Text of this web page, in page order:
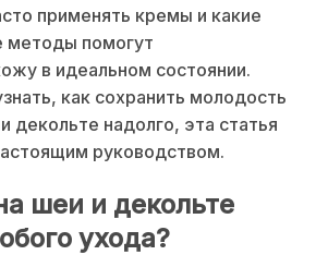
применять кремы и какие
методы помогут
в идеальном состоянии.
как сохранить молодость
декольте надолго, эта статья
руководством.
шеи и декольте
ухода?